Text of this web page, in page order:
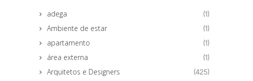
adega (1)
Ambiente de estar (1)
apartamento (1)
área externa (1)
Arquitetos e Designers (425)